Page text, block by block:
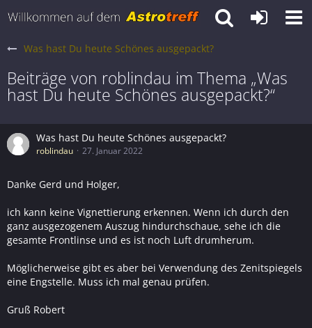
Was hast Du heute Schönes ausgepackt?
Beiträge von roblindau im Thema „Was
hast Du heute Schönes ausgepackt?“
Was hast Du heute Schönes ausgepackt?
roblindau 27. Januar 2022
Danke Gerd und Holger,
ich kann keine Vignettierung erkennen. Wenn ich durch den
ganz ausgezogenem Auszug hindurchschaue, sehe ich die
gesamte Frontlinse und es ist noch Luft drumherum.
Möglicherweise gibt es aber bei Verwendung des Zenitspiegels
eine Engstelle. Muss ich mal genau prüfen.
Gruß Robert